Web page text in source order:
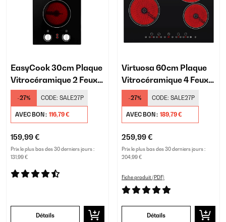
EasyCook 30cm Plaque
Vitrocéramique 2 Feux
Noir
-27% CODE: SALE27P
AVEC BON : 116,79 €
159,99 €
Prix le plus bas des 30 derniers jours :
131,99 €
Détails
Virtuosa 60cm Plaque
Vitrocéramique 4 Feux
Noir
-27% CODE: SALE27P
AVEC BON : 189,79 €
259,99 €
Prix le plus bas des 30 derniers jours :
204,99 €
Fiche produit (PDF)
Détails